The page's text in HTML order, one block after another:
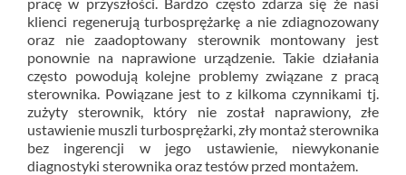
klienci regenerują turbosprężarkę a nie zdiagnozowany
oraz nie zaadoptowany sterownik montowany jest
ponownie na naprawione urządzenie. Takie działania
często powodują kolejne problemy związane z pracą
sterownika. Powiązane jest to z kilkoma czynnikami tj.
zużyty sterownik, który nie został naprawiony, złe
ustawienie muszli turbosprężarki, zły montaż sterownika
bez ingerencji w jego ustawienie, niewykonanie
diagnostyki sterownika oraz testów przed montażem.